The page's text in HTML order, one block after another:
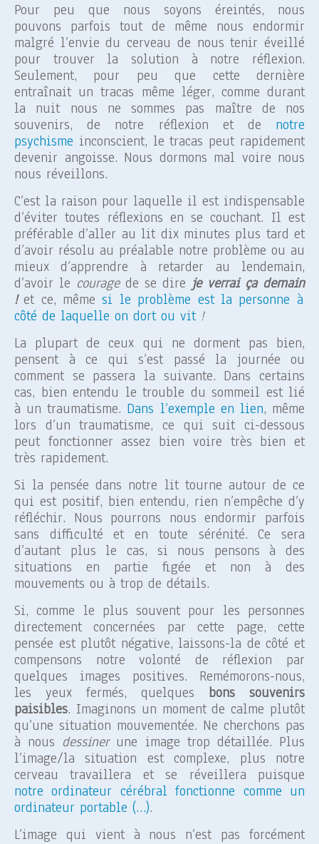
Pour peu que nous soyons éreintés, nous
pouvons parfois tout de même nous endormir
malgré l’envie du cerveau de nous tenir éveillé
pour trouver la solution à notre réflexion.
Seulement, pour peu que cette dernière
entraînait un tracas même léger, comme durant
la nuit nous ne sommes pas maître de nos
souvenirs, de notre réflexion et de notre
psychisme inconscient, le tracas peut rapidement
devenir angoisse. Nous dormons mal voire nous
nous réveillons.
C’est la raison pour laquelle il est indispensable
d’éviter toutes réflexions en se couchant. Il est
préférable d’aller au lit dix minutes plus tard et
d’avoir résolu au préalable notre problème ou au
mieux d’apprendre à retarder au lendemain,
d’avoir le courage de se dire je verrai ça demain
!et ce, mêmesi le problème est la personne à
côté de laquelle on dort ou vit !
La plupart de ceux qui ne dorment pas bien,
pensent à ce qui s’est passé la journée ou
comment se passera la suivante. Dans certains
cas, bien entendu le trouble du sommeil est lié
à un traumatisme. Dans l’exemple en lien, même
lors d’un traumatisme, ce qui suit ci-dessous
peut fonctionner assez bien voire très bien et
très rapidement.
Si la pensée dans notre lit tourne autour de ce
qui est positif, bien entendu, rien n’empêche d’y
réfléchir. Nous pourrons nous endormir parfois
sans difficulté et en toute sérénité. Ce sera
d’autant plus le cas, si nous pensons à des
situations en partie figée et non à des
mouvements ou à trop de détails.
Si, comme le plus souvent pour les personnes
directement concernées par cette page, cette
pensée est plutôt négative, laissons-la de côté et
compensons notre volonté de réflexion par
quelques images positives. Remémorons-nous,
les yeux fermés, quelques bons souvenirs
paisibles. Imaginons un moment de calme plutôt
qu’une situation mouvementée. Ne cherchons pas
à nous dessiner une image trop détaillée. Plus
l’image/la situation est complexe, plus notre
cerveau travaillera et se réveillera puisque
notre ordinateur cérébral fonctionne comme un
ordinateur portable (…).
L’image qui vient à nous n’est pas forcément